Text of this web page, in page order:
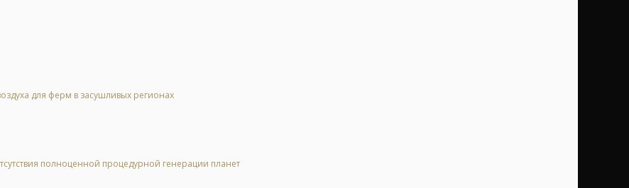
для ферм в засушливых регионах
полноценной процедурной генерации планет